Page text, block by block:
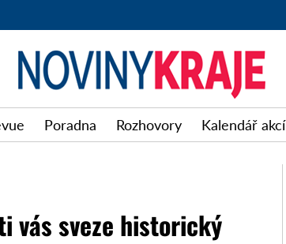
Noviny
kraje
Poradna Rozhovory Kalendář akcí
vás sveze historický